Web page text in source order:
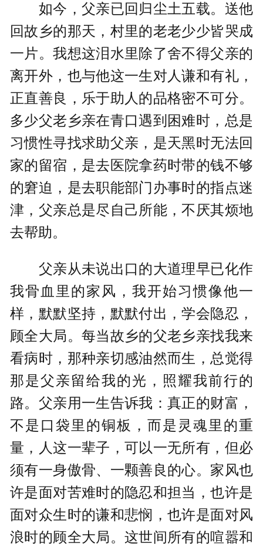
如今，父亲已回归尘土五载。送他
回故乡的那天，村里的老老少少皆哭成
一片。我想这泪水里除了舍不得父亲的
离开外，也与他这一生对人谦和有礼，
正直善良，乐于助人的品格密不可分。
多少父老乡亲在青口遇到困难时，总是
习惯性寻找求助父亲，是天黑时无法回
家的留宿，是去医院拿药时带的钱不够
的窘迫，是去职能部门办事时的指点迷
津，父亲总是尽自己所能，不厌其烦地
去帮助。
父亲从未说出口的大道理早已化作
我骨血里的家风，我开始习惯像他一
样，默默坚持，默默付出，学会隐忍，
顾全大局。每当故乡的父老乡亲找我来
看病时，那种亲切感油然而生，总觉得
那是父亲留给我的光，照耀我前行的
路。父亲用一生告诉我：真正的财富，
不是口袋里的铜板，而是灵魂里的重
量，人这一辈子，可以一无所有，但必
须有一身傲骨、一颗善良的心。家风也
许是面对苦难时的隐忍和担当，也许是
面对众生时的谦和悲悯，也许是面对风
浪时的顾全大局。这世间所有的喧嚣和